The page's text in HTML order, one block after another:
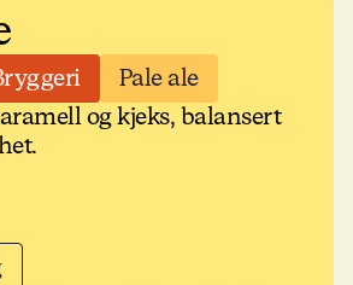
Pale ale
og kjeks, balansert